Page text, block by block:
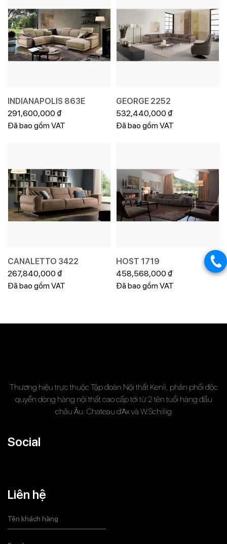
INDIANAPOLIS 863E
291,600,000 ₫
Đã bao gồm VAT
GEORGE 2252
532,440,000 ₫
Đã bao gồm VAT
CANALETTO 3422
267,840,000 ₫
Đã bao gồm VAT
HOST 1719
458,568,000 ₫
Đã bao gồm VAT
Thương hiệu trực thuộc Tập đoàn Nội thất Kenli, phân phối độc
quyền dòng hàng nội thất cao cấp tới từ 2 tên tuổi hàng đầu
châu Âu: Chateau d’Ax và W.Schillig
Social
Liên hệ